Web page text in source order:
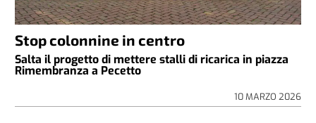
Stop colonnine in centro
Salta il progetto di mettere stalli di ricarica in piazza
Rimembranza a Pecetto
10 MARZO 2026